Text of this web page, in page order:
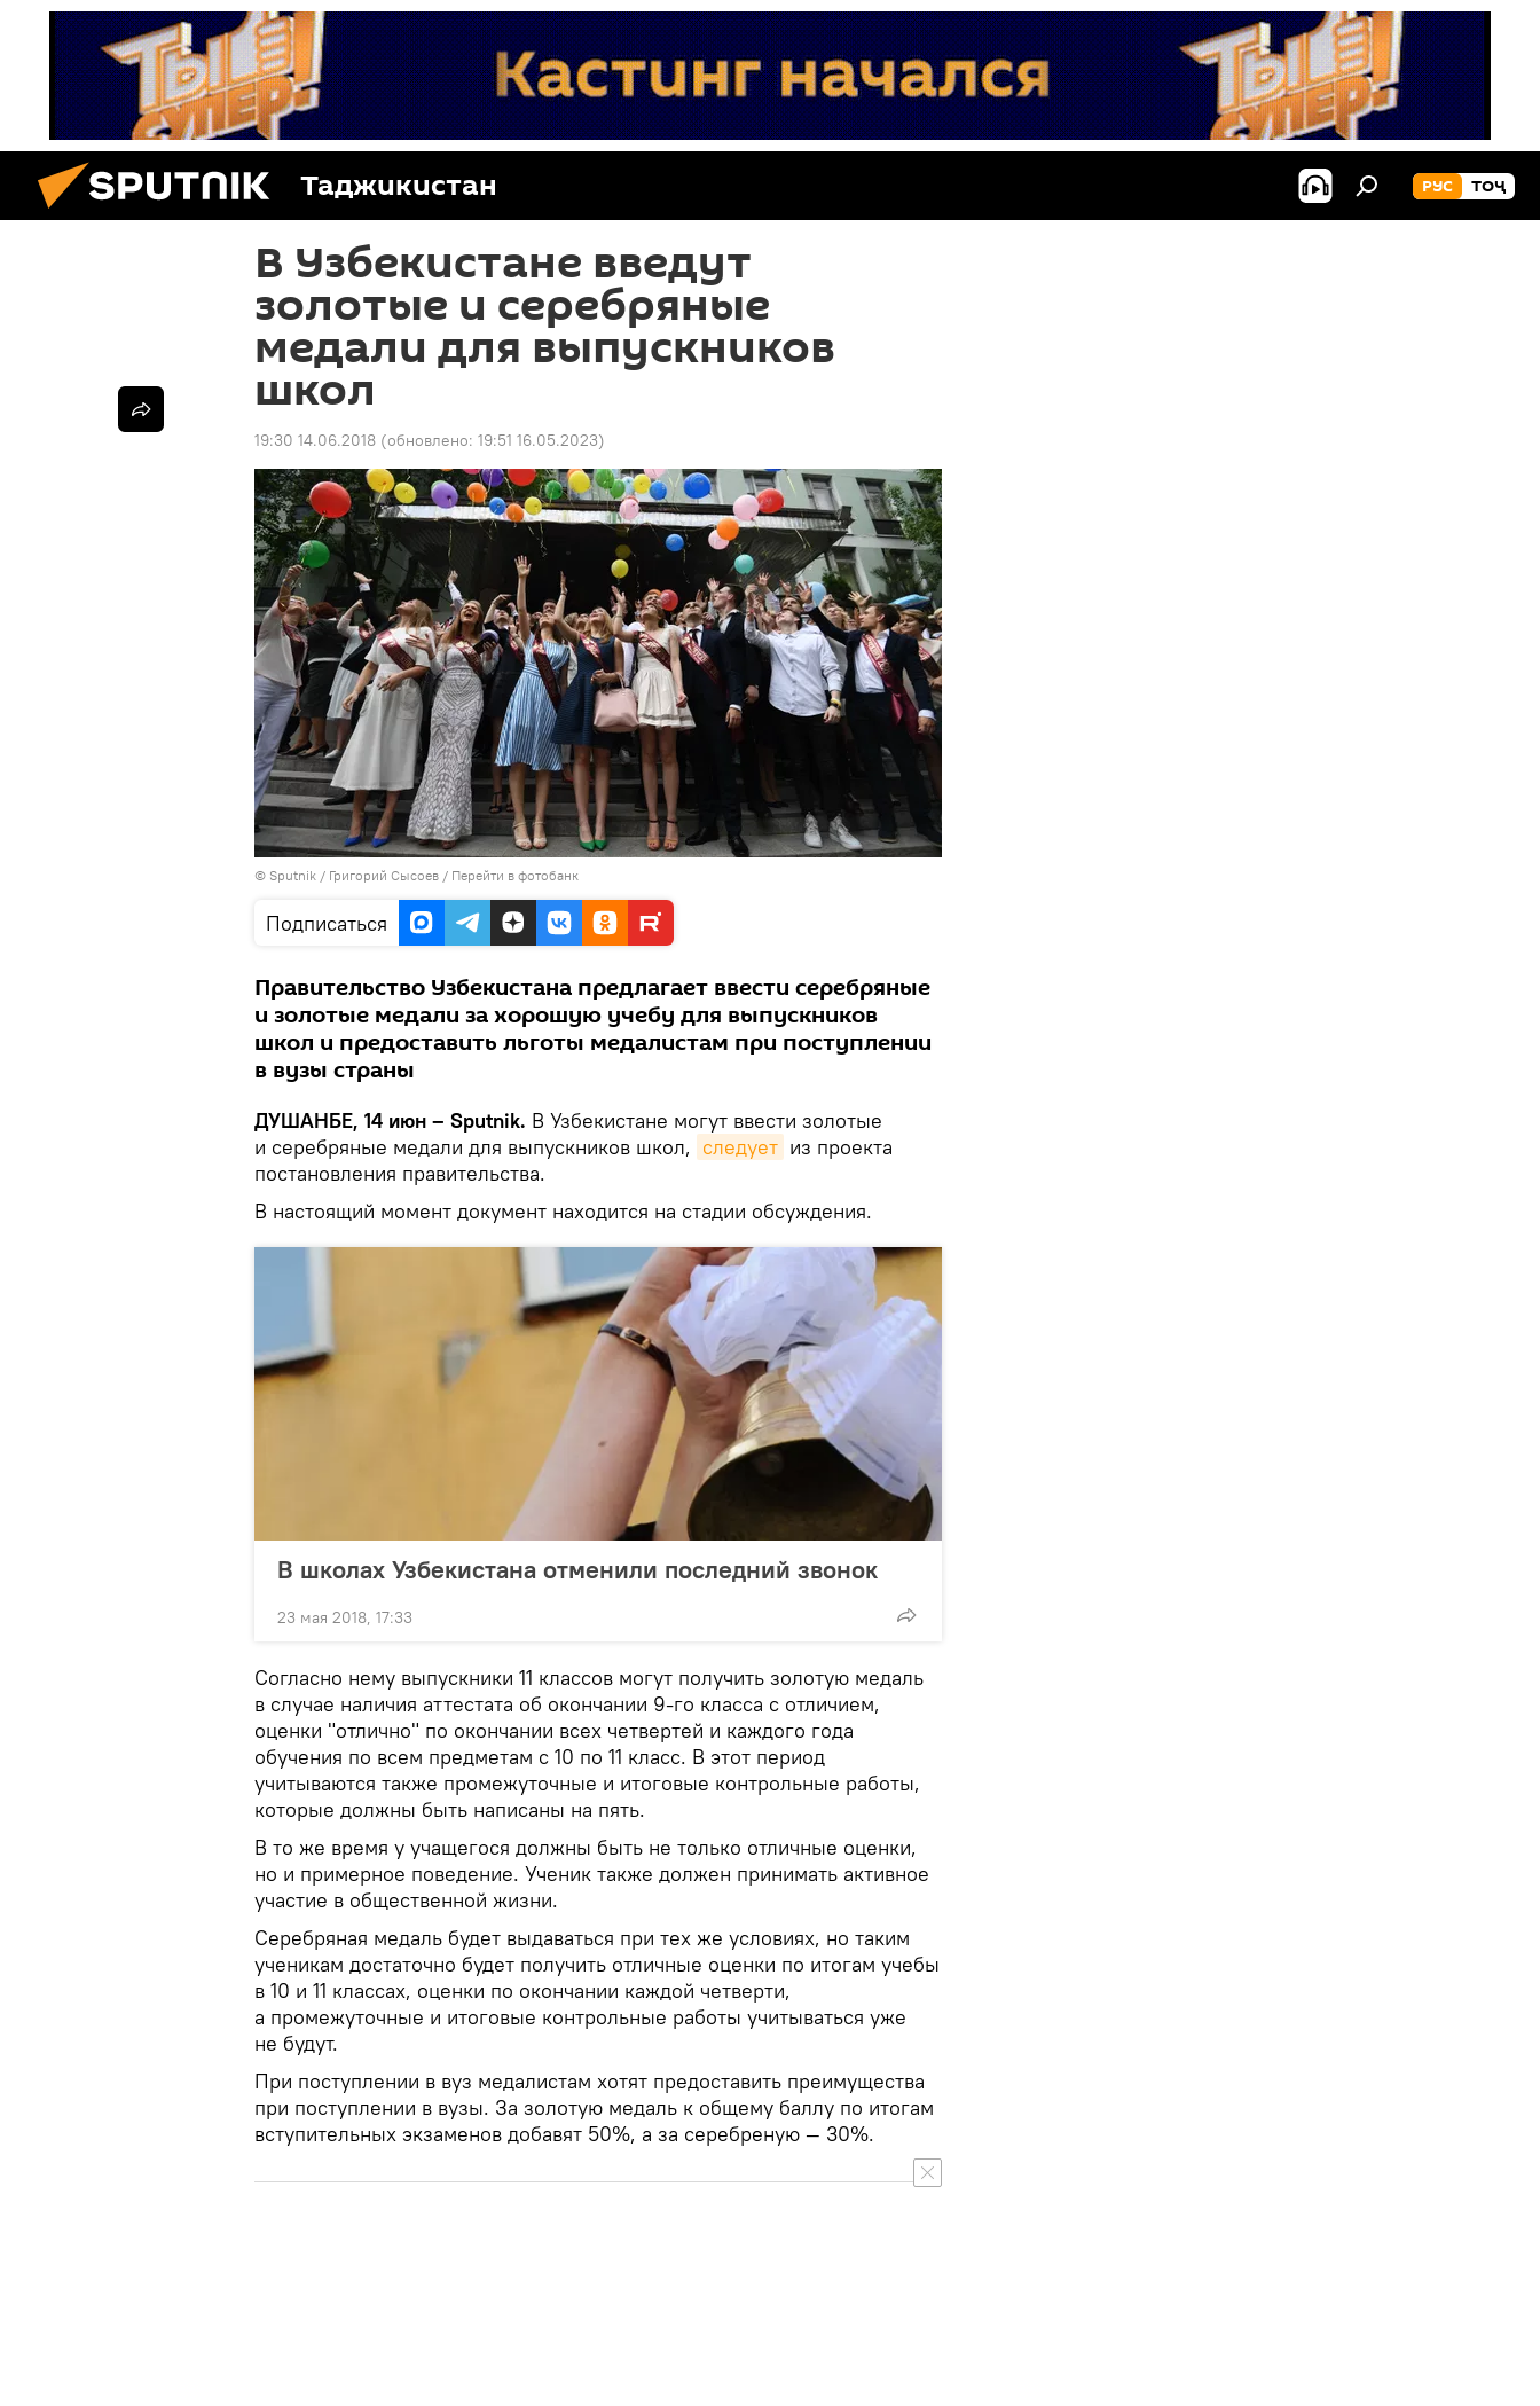
Таджикистан РУС ТОҶ
В Узбекистане введут
золотые и серебряные
медали для выпускников
школ
19:30 14.06.2018 (обновлено: 19:51 16.05.2023)
© Sputnik / Григорий Сысоев / Перейти в фотобанк
Подписаться
Правительство Узбекистана предлагает ввести серебряные
и золотые медали за хорошую учебу для выпускников
школ и предоставить льготы медалистам при поступлении
в вузы страны
ДУШАНБЕ, 14 июн – Sputnik. В Узбекистане могут ввести золотые
и серебряные медали для выпускников школ, следует из проекта
постановления правительства.
В настоящий момент документ находится на стадии обсуждения.
В школах Узбекистана отменили последний звонок
23 мая 2018, 17:33
Согласно нему выпускники 11 классов могут получить золотую медаль
в случае наличия аттестата об окончании 9-го класса с отличием,
оценки "отлично" по окончании всех четвертей и каждого года
обучения по всем предметам с 10 по 11 класс. В этот период
учитываются также промежуточные и итоговые контрольные работы,
которые должны быть написаны на пять.
В то же время у учащегося должны быть не только отличные оценки,
но и примерное поведение. Ученик также должен принимать активное
участие в общественной жизни.
Серебряная медаль будет выдаваться при тех же условиях, но таким
ученикам достаточно будет получить отличные оценки по итогам учебы
в 10 и 11 классах, оценки по окончании каждой четверти,
а промежуточные и итоговые контрольные работы учитываться уже
не будут.
При поступлении в вуз медалистам хотят предоставить преимущества
при поступлении в вузы. За золотую медаль к общему баллу по итогам
вступительных экзаменов добавят 50%, а за серебреную — 30%.